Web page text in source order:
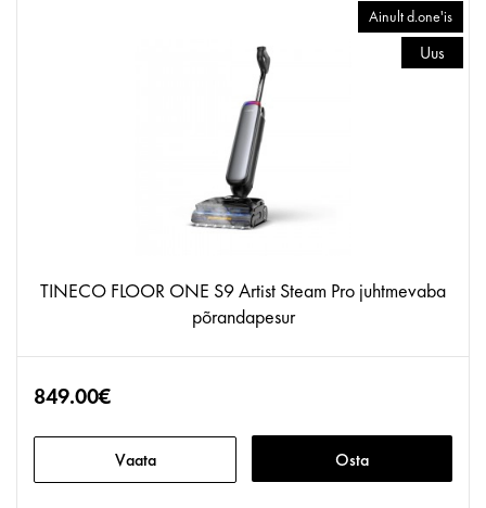
Ainult d.one'is
Uus
TINECO FLOOR ONE S9 Artist Steam Pro juhtmevaba
põrandapesur
849.00€
Vaata Osta